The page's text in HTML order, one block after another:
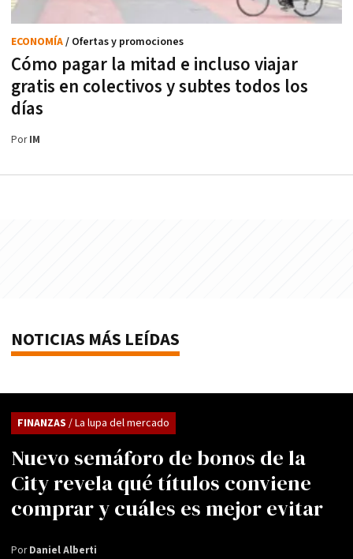
Cómo pagar la mitad e incluso viajar
gratis en colectivos y subtes todos los
días
ECONOMÍA/ Ofertas y promociones
PorIM
NOTICIAS MÁS LEÍDAS
Nuevo semáforo de bonos de la
City revela qué títulos conviene
comprar y cuáles es mejor evitar
FINANZAS / La lupa del mercado
PorDaniel Alberti